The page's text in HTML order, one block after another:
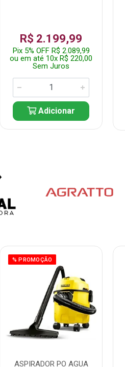
R$ 2.199,99
Pix 5% OFF R$ 2.089,99
ou em até 10x R$ 220,00
Sem Juros
Adicionar
% PROMOÇÃO
ASPIRADOR PO AGUA